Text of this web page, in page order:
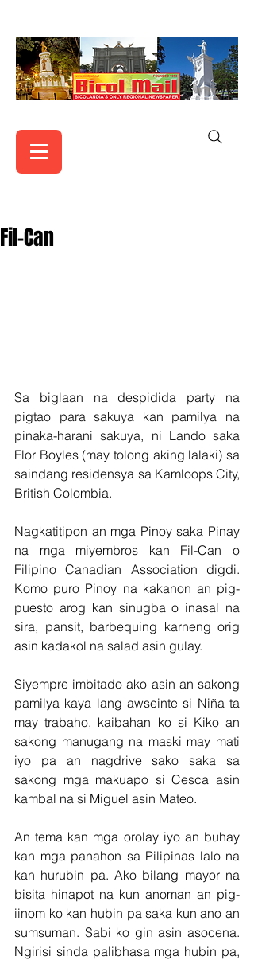
Fil-Can
Sa biglaan na despidida party na
pigtao para sakuya kan pamilya na
pinaka-harani sakuya, ni Lando saka
Flor Boyles (may tolong aking lalaki) sa
saindang residensya sa Kamloops City,
British Colombia.
Nagkatitipon an mga Pinoy saka Pinay
na mga miyembros kan Fil-Can o
Filipino Canadian Association digdi.
Komo puro Pinoy na kakanon an pig-
puesto arog kan sinugba o inasal na
sira, pansit, barbequing karneng orig
asin kadakol na salad asin gulay.
Siyempre imbitado ako asin an sakong
pamilya kaya lang awseinte si Niña ta
may trabaho, kaibahan ko si Kiko an
sakong manugang na maski may mati
iyo pa an nagdrive sako saka sa
sakong mga makuapo si Cesca asin
kambal na si Miguel asin Mateo.
An tema kan mga orolay iyo an buhay
kan mga panahon sa Pilipinas lalo na
kan hurubin pa. Ako bilang mayor na
bisita hinapot na kun anoman an pig-
iinom ko kan hubin pa saka kun ano an
sumsuman. Sabi ko gin asin asocena.
Ngirisi sinda palibhasa mga hubin pa,